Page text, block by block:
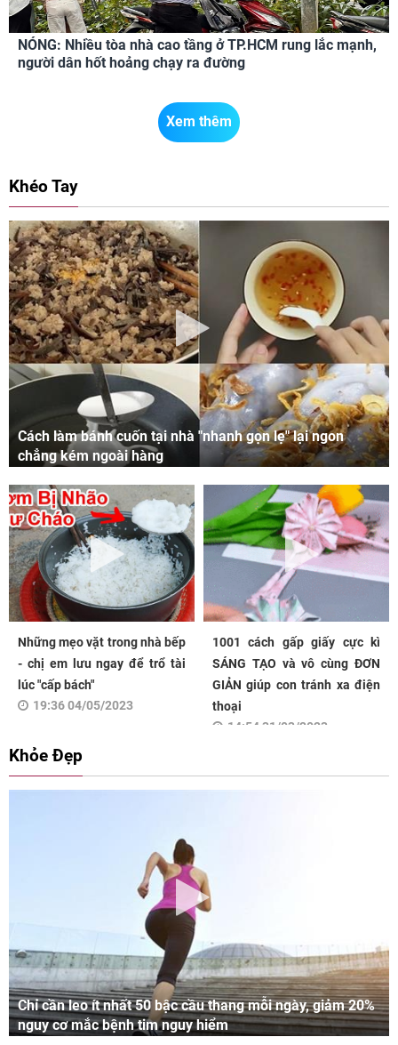
NÓNG: Nhiều tòa nhà cao tầng ở TP.HCM rung lắc mạnh,
người dân hốt hoảng chạy ra đường
Xem thêm
Khéo Tay
Cách làm bánh cuốn tại nhà "nhanh gọn lẹ" lại ngon
chẳng kém ngoài hàng
Những mẹo vặt trong nhà bếp
- chị em lưu ngay để trổ tài
lúc "cấp bách"
19:36 04/05/2023
1001 cách gấp giấy cực kì
SÁNG TẠO và vô cùng ĐƠN
GIẢN giúp con tránh xa điện
thoại
14:54 31/03/2023
Khỏe Đẹp
Chỉ cần leo ít nhất 50 bậc cầu thang mỗi ngày, giảm 20%
nguy cơ mắc bệnh tim nguy hiểm